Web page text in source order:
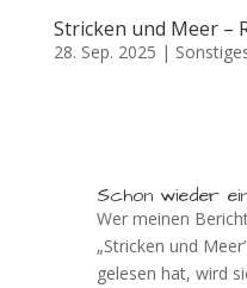
Stricken und Meer –
28. Sep. 2025 |
Schon wieder
Wer meinen
„Stricken und
gelesen hat, wird